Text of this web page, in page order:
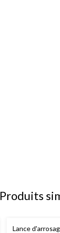
Produits
Lance